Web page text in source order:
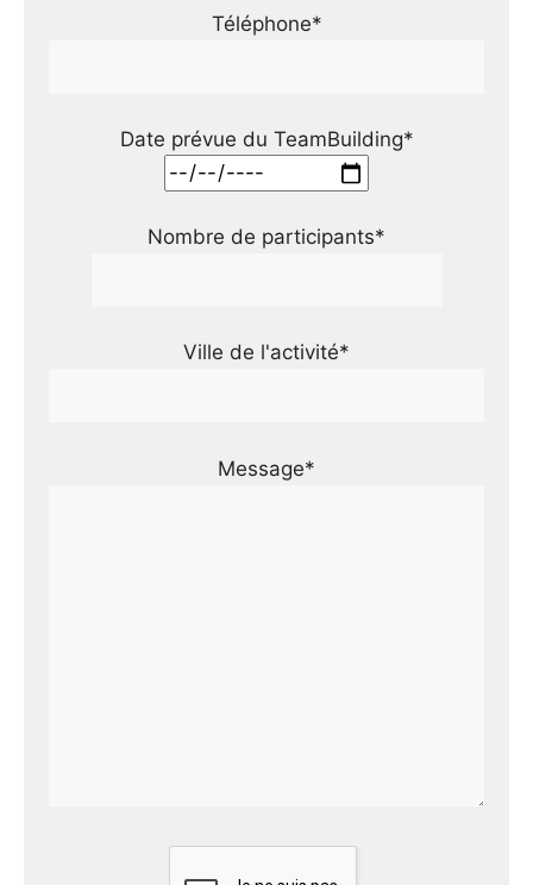
Téléphone*
Date prévue du TeamBuilding*
Nombre de participants*
Ville de l'activité*
Message*